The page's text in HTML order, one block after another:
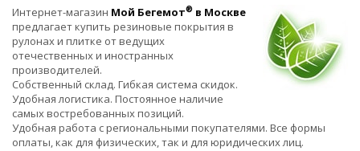
Интернет-магазин Мой Бегемот® в Москве
предлагает купить резиновые покрытия в
рулонах и плитке от ведущих
отечественных и иностранных
производителей.
Собственный склад. Гибкая система скидок.
Удобная логистика. Постоянное наличие
самых востребованных позиций.
Удобная работа с региональными покупателями. Все формы
оплаты, как для физических, так и для юридических лиц.